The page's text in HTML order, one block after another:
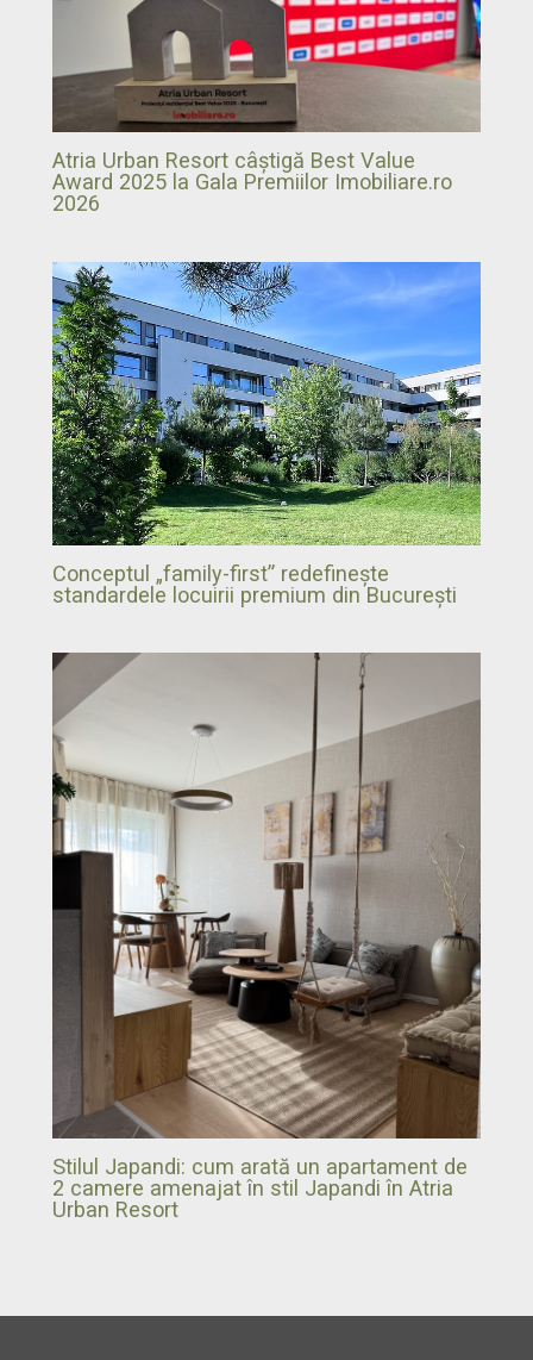
Atria Urban Resort câștigă Best Value
Award 2025 la Gala Premiilor Imobiliare.ro
2026
Conceptul „family-first” redefinește
standardele locuirii premium din București
Stilul Japandi: cum arată un apartament de
2 camere amenajat în stil Japandi în Atria
Urban Resort